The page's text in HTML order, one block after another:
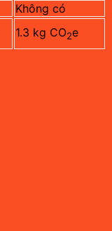
Không có
1.3 kg CO2e